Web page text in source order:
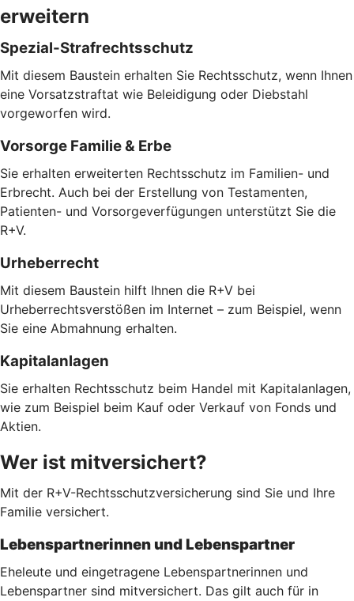
erweitern
Spezial-Strafrechtsschutz
Mit diesem Baustein erhalten Sie Rechtsschutz, wenn Ihnen
eine Vorsatzstraftat wie Beleidigung oder Diebstahl
vorgeworfen wird.
Vorsorge Familie & Erbe
Sie erhalten erweiterten Rechtsschutz im Familien- und
Erbrecht. Auch bei der Erstellung von Testamenten,
Patienten- und Vorsorgeverfügungen unterstützt Sie die
R+V.
Urheberrecht
Mit diesem Baustein hilft Ihnen die R+V bei
Urheberrechtsverstößen im Internet – zum Beispiel, wenn
Sie eine Abmahnung erhalten.
Kapitalanlagen
Sie erhalten Rechtsschutz beim Handel mit Kapitalanlagen,
wie zum Beispiel beim Kauf oder Verkauf von Fonds und
Aktien.
Wer ist mitversichert?
Mit der R+V-Rechtsschutzversicherung sind Sie und Ihre
Familie versichert.
Lebenspartnerinnen und Lebenspartner
Eheleute und eingetragene Lebenspartnerinnen und
Lebenspartner sind mitversichert. Das gilt auch für in